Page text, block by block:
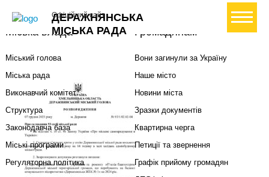
ДЕРАЖНЯНСЬКА
МІСЬКА РАДА
Офіційний сайт+ Створити петицію
Міська влада
Міський голова
Міська рада
Виконавчий комітет
Структура
Законодавча база
Міські програми
Регуляторна політика
Громадянам
Вони загинули за Україну
Наше місто
Новини міста
Зразки документів
Квартирна черга
Петиції та звернення
Графік прийому громадян